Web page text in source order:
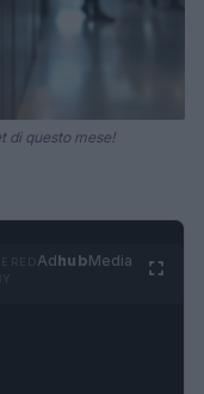
di questo mese!
AdhubMedia